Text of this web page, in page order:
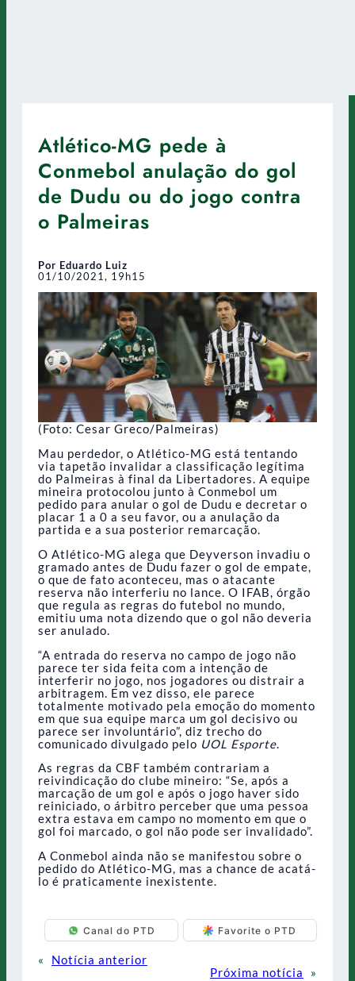
Atlético-MG pede à
Conmebol anulação do gol
de Dudu ou do jogo contra
o Palmeiras
Por Eduardo Luiz
01/10/2021, 19h15
(Foto: Cesar Greco/Palmeiras)
Mau perdedor, o Atlético-MG está tentando
via tapetão invalidar a classificação legítima
do Palmeiras à final da Libertadores. A equipe
mineira protocolou junto à Conmebol um
pedido para anular o gol de Dudu e decretar o
placar 1 a 0 a seu favor, ou a anulação da
partida e a sua posterior remarcação.
O Atlético-MG alega que Deyverson invadiu o
gramado antes de Dudu fazer o gol de empate,
o que de fato aconteceu, mas o atacante
reserva não interferiu no lance. O IFAB, órgão
que regula as regras do futebol no mundo,
emitiu uma nota dizendo que o gol não deveria
ser anulado.
“A entrada do reserva no campo de jogo não
parece ter sida feita com a intenção de
interferir no jogo, nos jogadores ou distrair a
arbitragem. Em vez disso, ele parece
totalmente motivado pela emoção do momento
em que sua equipe marca um gol decisivo ou
parece ser involuntário”, diz trecho do
comunicado divulgado pelo UOL Esporte
As regras da CBF também contrariam a
reivindicação do clube mineiro: “Se, após a
marcação de um gol e após o jogo haver sido
reiniciado, o árbitro perceber que uma pessoa
extra estava em campo no momento em que o
gol foi marcado, o gol não pode ser invalidado”.
A Conmebol ainda não se manifestou sobre o
pedido do Atlético-MG, mas a chance de acatá-
lo é praticamente inexistente.
Canal do PTD Favorite o PTD
«
Notícia anterior
Próxima notícia
»